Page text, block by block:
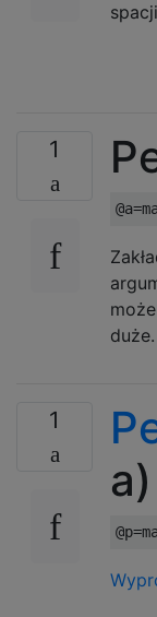
spacji
1
duże.
1
@p=